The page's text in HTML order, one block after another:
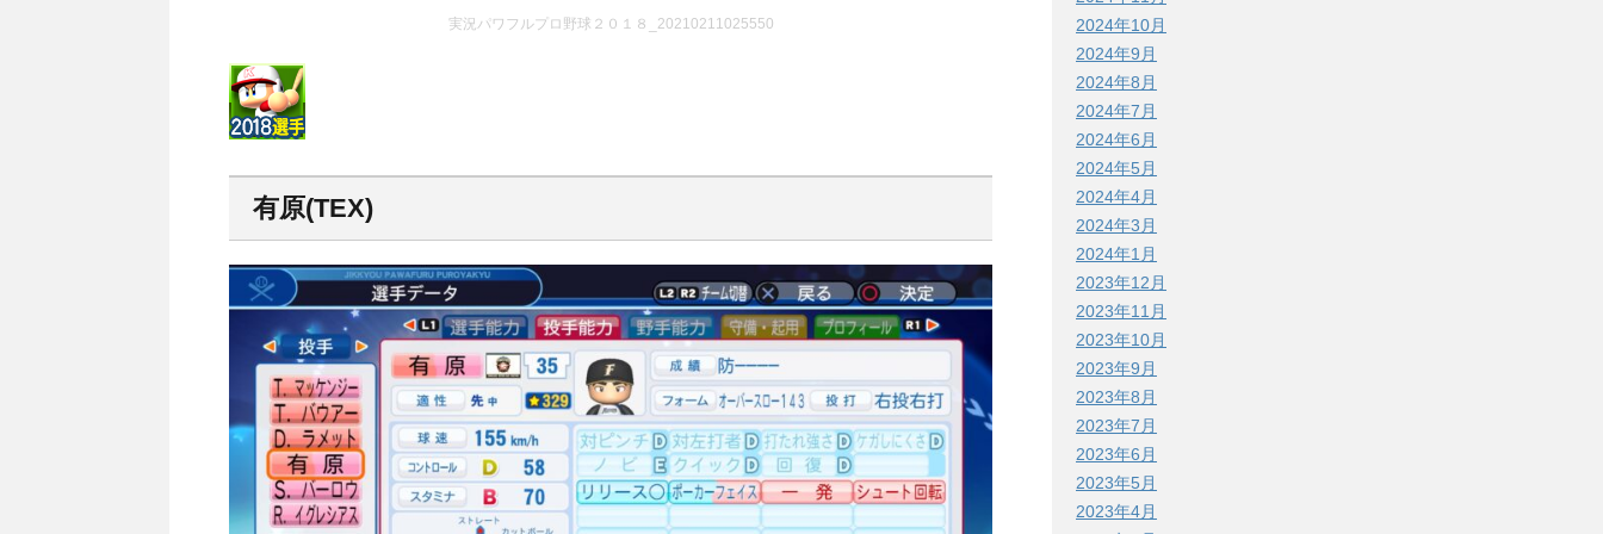
実況パワフルプロ野球２０１８_20210211025550
有原(TEX)
2024年10月
2024年9月
2024年8月
2024年7月
2024年6月
2024年5月
2024年4月
2024年3月
2024年1月
2023年12月
2023年11月
2023年10月
2023年9月
2023年8月
2023年7月
2023年6月
2023年5月
2023年4月